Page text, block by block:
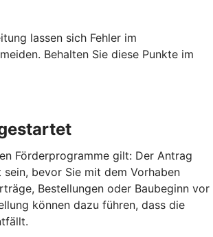
lassen sich Fehler im
Behalten Sie diese Punkte im
Förderprogramme gilt: Der Antrag
sein, bevor Sie mit dem Vorhaben
Bestellungen oder Baubeginn vor
können dazu führen, dass die